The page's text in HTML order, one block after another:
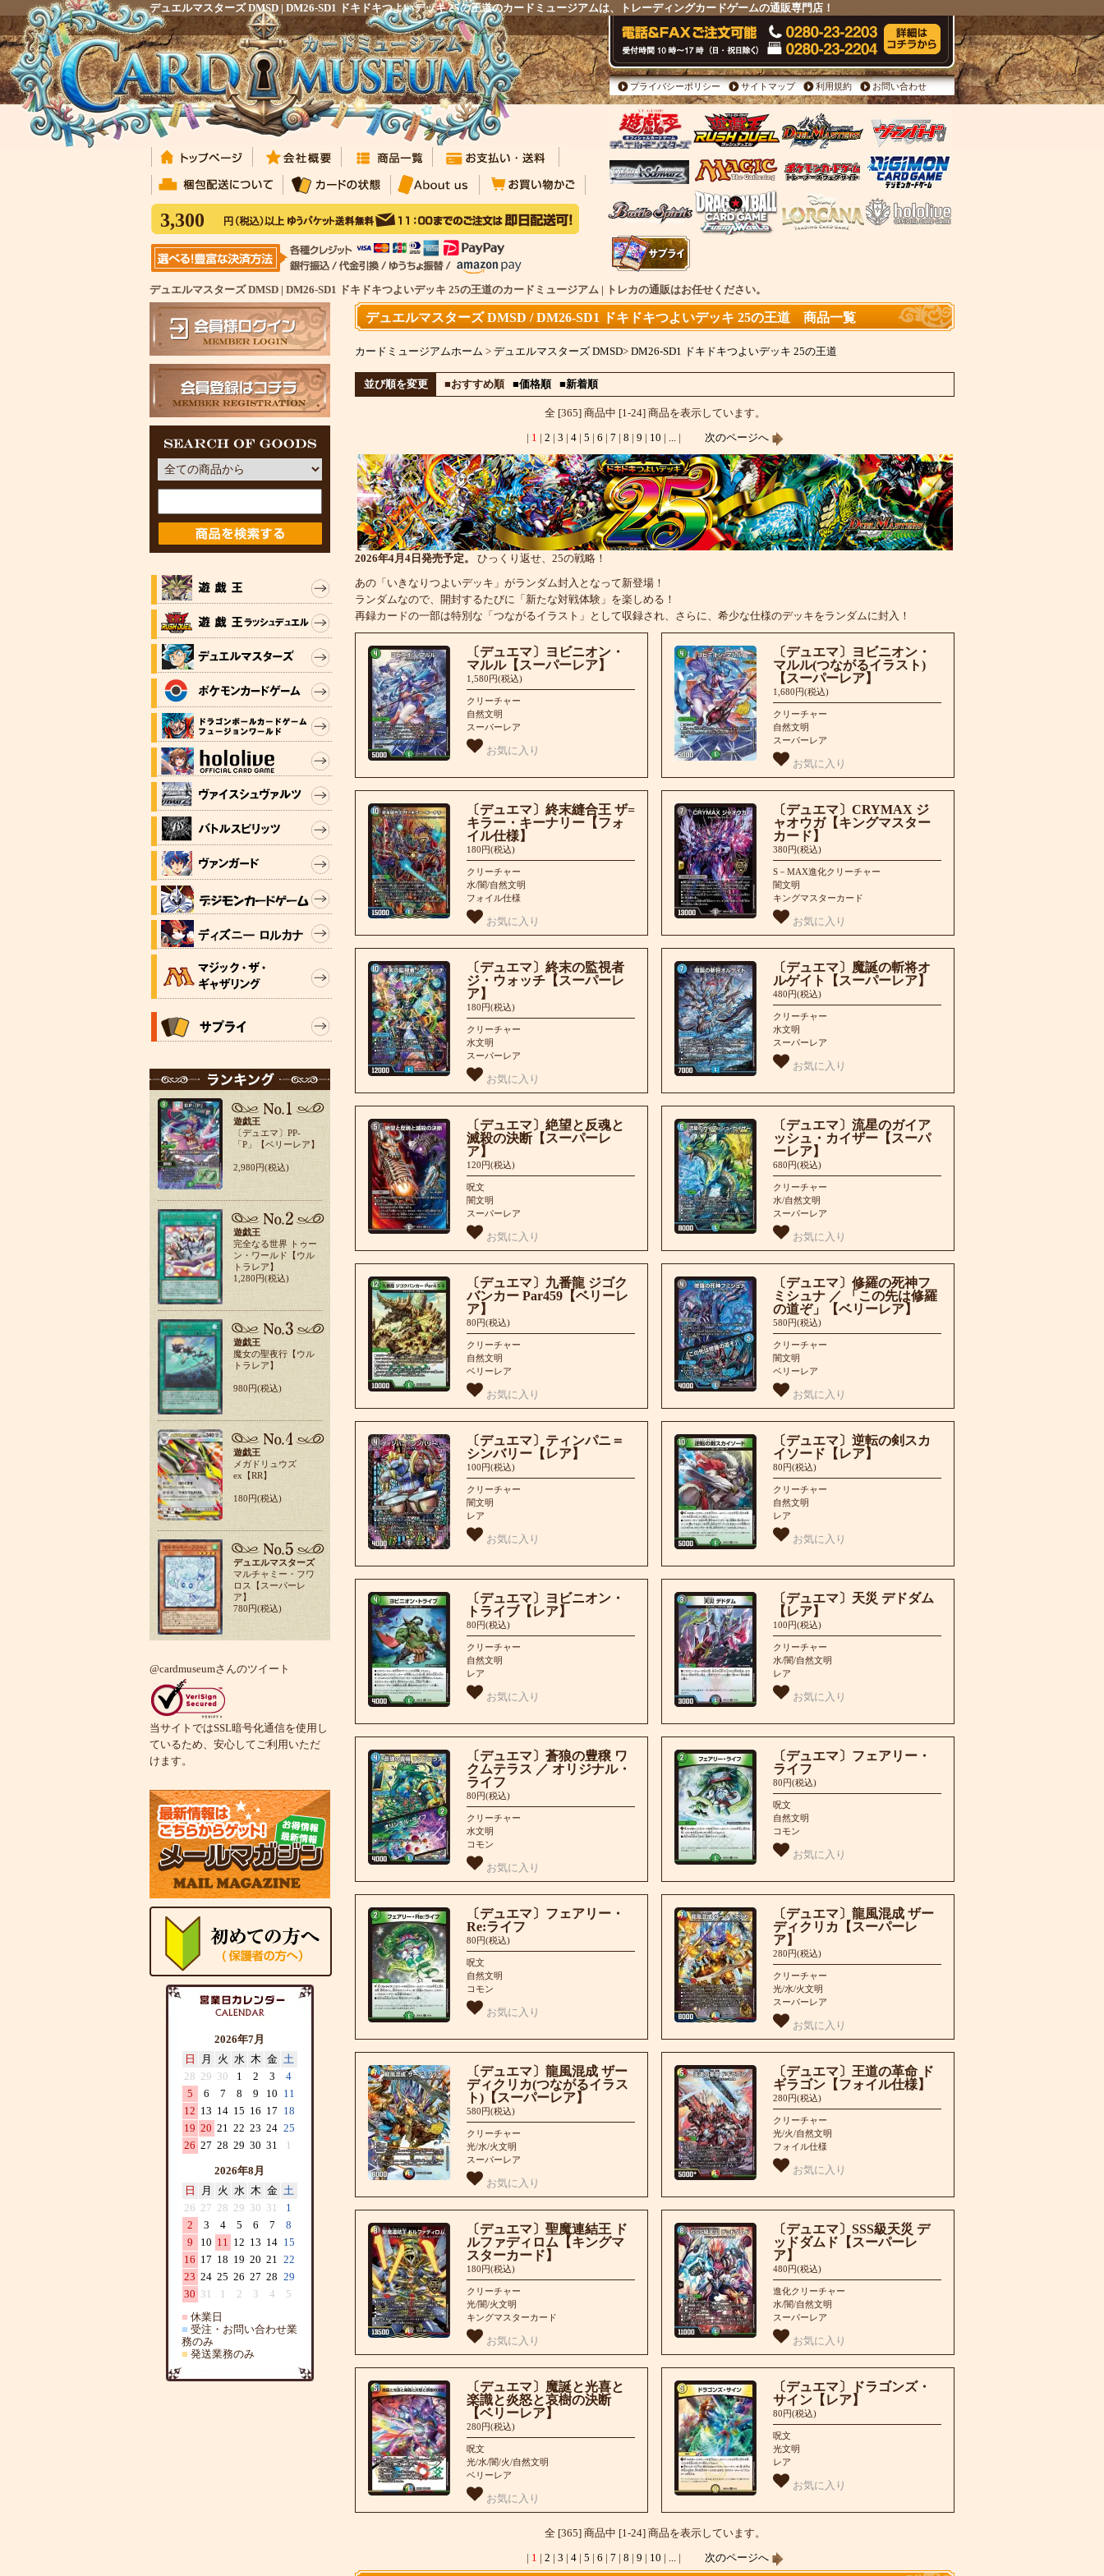
デュエルマスターズ DMSD | DM26-SD1 ドキドキつよいデッキ 25の王道のカードミュージアムは、トレーディングカードゲームの通販専門店！
3,300
プライバシーポリシー サイトマップ 利用規約 お問い合わせ
デュエルマスターズ DMSD | DM26-SD1 ドキドキつよいデッキ 25の王道のカードミュージアム | トレカの通販はお任せください。
遊戯王
〔デュエマ〕PP-
「P」【ベリーレア】
2,980円(税込)
遊戯王
完全なる世界 トゥー
ン・ワールド【ウル
トラレア】
1,280円(税込)
遊戯王
魔女の聖夜行【ウル
トラレア】
980円(税込)
遊戯王
メガドリュウズ
ex【RR】
180円(税込)
デュエルマスターズ
マルチャミー・フワ
ロス【スーパーレ
ア】
780円(税込)
@cardmuseumさんのツイート
当サイトではSSL暗号化通信を使用し
ているため、安心してご利用いただ
けます。
2026年7月
日
月 火 水 木 金 土
28 29 30 1 2 3
4
5
6 7 8 9 10 11
12 13 14 15 16 17 18
19 20 21 22 23 24 25
26 27 28 29 30 31 1
2026年8月
日
月 火 水 木 金 土
26 27 28 29 30 31
1
2
3 4 5 6 7
8
9
10 11 12 13 14 15
16 17 18 19 20 21 22
23 24 25 26 27 28 29
30 31 1 2 3 4
5
■ 休業日
■ 受注・お問い合わせ業
務のみ
■ 発送業務のみ
デュエルマスターズ DMSD / DM26-SD1 ドキドキつよいデッキ 25の王道 商品一覧
カードミュージアムホーム > デュエルマスターズ DMSD> DM26-SD1 ドキドキつよいデッキ 25の王道
並び順を変更 ■おすすめ順 ■価格順 ■新着順
全 [365] 商品中 [1-24] 商品を表示しています。
| 1 | 2 | 3 | 4| 5 | 6 | 7 | 8 | 9 | 10 | ...| 次のページへ
2026年4月4日発売予定。
ひっくり返せ、25の戦略！
あの「いきなりつよいデッキ」がランダム封入となって新登場！
ランダムなので、開封するたびに「新たな対戦体験」を楽しめる！
再録カードの一部は特別な「つながるイラスト」として収録され、さらに、希少な仕様のデッキをランダムに封入！
〔デュエマ〕ヨビニオン・
マルル【スーパーレア】
1,580円(税込)
クリーチャー
自然文明
スーパーレア
お気に入り
〔デュエマ〕ヨビニオン・
マルル(つながるイラスト)
【スーパーレア】
1,680円(税込)
クリーチャー
自然文明
スーパーレア
お気に入り
〔デュエマ〕終末縫合王 ザ=
キラー・キーナリー【フォ
イル仕様】
180円(税込)
クリーチャー
水/闇/自然文明
フォイル仕様
お気に入り
〔デュエマ〕CRYMAX ジ
ャオウガ【キングマスター
カード】
380円(税込)
S－MAX進化クリーチャー
闇文明
キングマスターカード
お気に入り
〔デュエマ〕終末の監視者
ジ・ウォッチ【スーパーレ
ア】
180円(税込)
クリーチャー
水文明
スーパーレア
お気に入り
〔デュエマ〕魔誕の斬将オ
ルゲイト【スーパーレア】
480円(税込)
クリーチャー
水文明
スーパーレア
お気に入り
〔デュエマ〕絶望と反魂と
滅殺の決断【スーパーレ
ア】
120円(税込)
呪文
闇文明
スーパーレア
お気に入り
〔デュエマ〕流星のガイア
ッシュ・カイザー【スーパ
ーレア】
680円(税込)
クリーチャー
水/自然文明
スーパーレア
お気に入り
〔デュエマ〕九番龍 ジゴク
バンカー Par459【ベリーレ
ア】
80円(税込)
クリーチャー
自然文明
ベリーレア
お気に入り
〔デュエマ〕修羅の死神フ
ミシュナ ／ 「この先は修羅
の道ぞ」【ベリーレア】
580円(税込)
クリーチャー
闇文明
ベリーレア
お気に入り
〔デュエマ〕ティンパニ＝
シンバリー【レア】
100円(税込)
クリーチャー
闇文明
レア
お気に入り
〔デュエマ〕逆転の剣スカ
イソード【レア】
80円(税込)
クリーチャー
自然文明
レア
お気に入り
〔デュエマ〕ヨビニオン・
トライブ【レア】
80円(税込)
クリーチャー
自然文明
レア
お気に入り
〔デュエマ〕天災 デドダム
【レア】
100円(税込)
クリーチャー
水/闇/自然文明
レア
お気に入り
〔デュエマ〕蒼狼の豊穣 ワ
クムテラス ／ オリジナル・
ライフ
80円(税込)
クリーチャー
水文明
コモン
お気に入り
〔デュエマ〕フェアリー・
ライフ
80円(税込)
呪文
自然文明
コモン
お気に入り
〔デュエマ〕フェアリー・
Re:ライフ
80円(税込)
呪文
自然文明
コモン
お気に入り
〔デュエマ〕龍風混成 ザー
ディクリカ【スーパーレ
ア】
280円(税込)
クリーチャー
光/水/火文明
スーパーレア
お気に入り
〔デュエマ〕龍風混成 ザー
ディクリカ(つながるイラス
ト)【スーパーレア】
580円(税込)
クリーチャー
光/水/火文明
スーパーレア
お気に入り
〔デュエマ〕王道の革命 ド
ギラゴン【フォイル仕様】
280円(税込)
クリーチャー
光/火/自然文明
フォイル仕様
お気に入り
〔デュエマ〕聖魔連結王 ド
ルファディロム【キングマ
スターカード】
180円(税込)
クリーチャー
光/闇/火文明
キングマスターカード
お気に入り
〔デュエマ〕SSS級天災 デ
ッドダムド【スーパーレ
ア】
480円(税込)
進化クリーチャー
水/闇/自然文明
スーパーレア
お気に入り
〔デュエマ〕魔誕と光喜と
楽識と炎怒と哀樹の決断
【ベリーレア】
280円(税込)
呪文
光/水/闇/火/自然文明
ベリーレア
お気に入り
〔デュエマ〕ドラゴンズ・
サイン【レア】
80円(税込)
呪文
光文明
レア
お気に入り
全 [365] 商品中 [1-24] 商品を表示しています。
| 1 | 2 | 3 | 4| 5 | 6 | 7 | 8 | 9 | 10 | ...| 次のページへ